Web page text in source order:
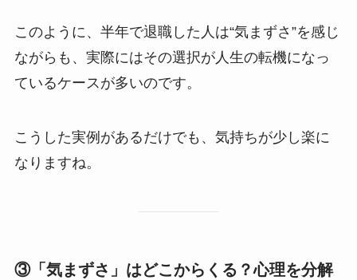
このように、半年で退職した人は“気まずさ”を感じ
ながらも、実際にはその選択が人生の転機になっ
ているケースが多いのです。
こうした実例があるだけでも、気持ちが少し楽に
なりますね。
③「気まずさ」はどこからくる？心理を分解